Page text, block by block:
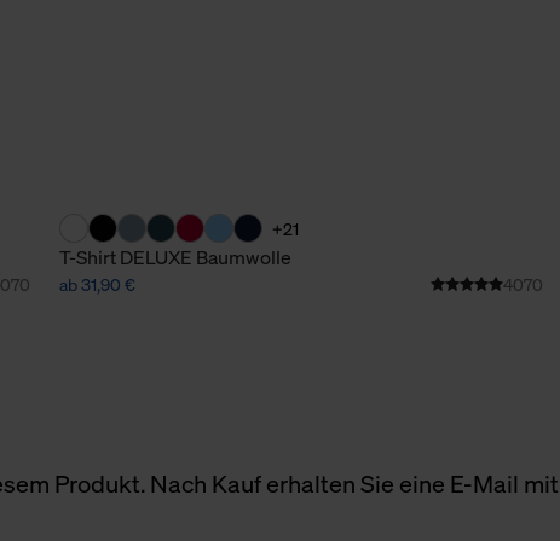
+21
T-Shirt DELUXE Baumwolle
ab 31,90 € 4070
Produkt. Nach Kauf erhalten Sie eine E-Mail